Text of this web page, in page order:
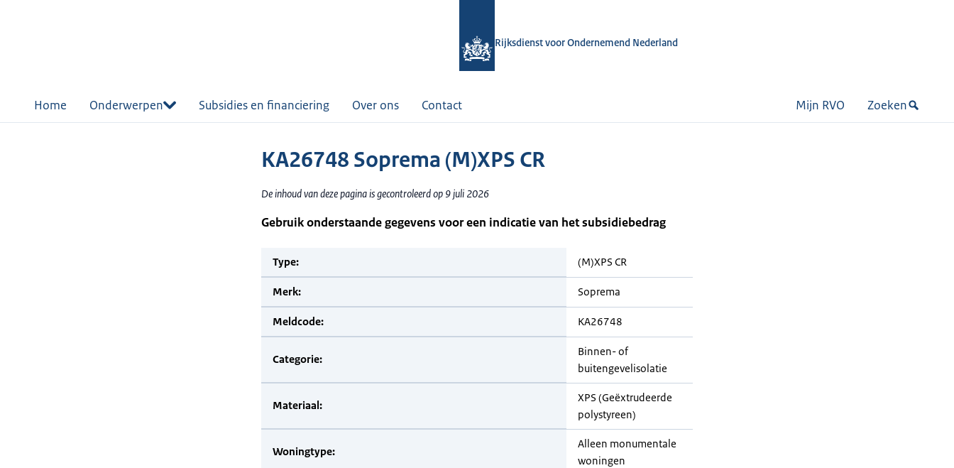
Rijksdienst voor Ondernemend Nederland
Home Onderwerpen Subsidies en financiering Over ons Contact Mijn RVO Zoeken
KA26748 Soprema (M)XPS CR
De inhoud van deze pagina is gecontroleerd op 9 juli 2026
Gebruik onderstaande gegevens voor een indicatie van het subsidiebedrag
Type: (M)XPS CR
Merk: Soprema
Meldcode: KA26748
Categorie:
Binnen- of
buitengevelisolatie
Materiaal:
XPS (Geëxtrudeerde
polystyreen)
Woningtype:
Alleen monumentale
woningen